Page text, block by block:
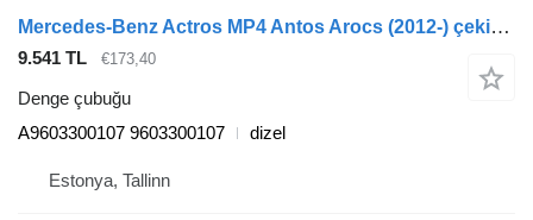
Mercedes-Benz Actros MP4 Antos Arocs (2012-) çekici için Mercedes-Benz actros mp4 2551 (01.12-) A9603300107 denge çubuğu
9.541 TL €173,40
Denge çubuğu
A9603300107 9603300107
dizel
Estonya, Tallinn